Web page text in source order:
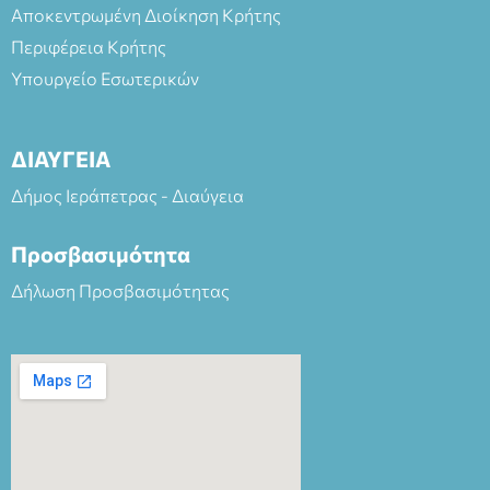
Αποκεντρωμένη Διοίκηση Κρήτης
Περιφέρεια Κρήτης
Υπουργείο Εσωτερικών
ΔΙΑΥΓΕΙΑ
Δήμος Ιεράπετρας - Διαύγεια
Προσβασιμότητα
Δήλωση Προσβασιμότητας